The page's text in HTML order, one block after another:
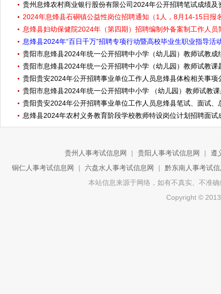
贵州息烽农村商业银行股份有限公司2024年公开招聘笔试成绩及
2024年息烽县石硐镇公益性岗位招聘通知（1人，8月14-15日报
息烽县妇幼保健院2024年（第四期）招聘编制外备案制工作人
息烽县2024年“百日千万”招聘专项行动暨高校毕业生职业指导活
贵阳市息烽县2024年统一公开招聘中小学（幼儿园）教师试教
贵阳市息烽县2024年统一公开招聘中小学（幼儿园）教师试教课
贵阳贵安2024年公开招聘事业单位工作人员息烽县体检相关事项
贵阳市息烽县2024年统一公开招聘中小学 （幼儿园）教师试教
贵阳贵安2024年公开招聘事业单位工作人员息烽县笔试、面试
息烽县2024年农村义务教育阶段学校教师特设岗位计划招聘面
贵州人事考试信息网 | 贵阳人事考试信息网 |
遵
铜仁人事考试信息网
| 六盘水人事考试信息网 |
黔东南人事考试
本站信息来源于网络，如有不真实、不准
Copyright ©